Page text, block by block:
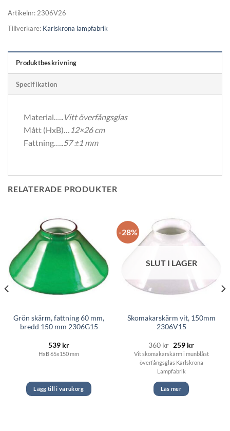
Artikelnr: 2306V26
Tillverkare: Karlskrona lampfabrik
Produktbeskrivning
Specifikation
Material…..Vitt överfångsglas
Mått (HxB)… 12×26 cm
Fattning…..57 ±1 mm
RELATERADE PRODUKTER
Grön skärm, fattning 60 mm,
bredd 150 mm 2306G15
539 kr
HxB 65x150 mm
Lägg till i varukorg
-28%
SLUT I LAGER
Skomakarskärm vit, 150mm
2306V15
360kr Det
ursprungliga
priset
var:
360 kr.
259 krDet
nuvarande
priset
är:
Vit skomakarskärm i munblåst
överfångsglas Karlskrona
Lampfabrik
Läs mer